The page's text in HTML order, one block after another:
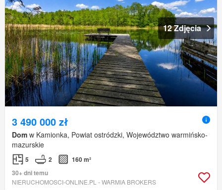
12 Zdjęcia
3 490 000 zł
Dom w Kamionka, Powiat ostródzki, Województwo warmińsko-
mazurskie
5 2
160 m²
30+ dni temu
NIERUCHOMOSCI-ONLINE.PL - WARMIA BROKERS